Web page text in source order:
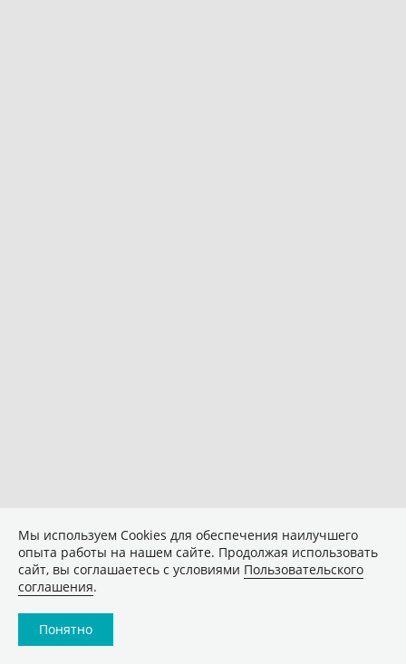
Мы используем Сookies для обеспечения наилучшего
опыта работы на нашем сайте. Продолжая использовать
сайт, вы соглашаетесь с условиями Пользовательского
соглашения.
Понятно